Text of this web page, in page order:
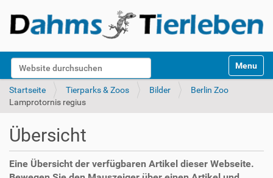
Website durchsuchen
k
Toggle
Startseite Tierparks & Zoos Bilder
Berlin Zoo
Lamprotornis regius
Übersicht
Eine Übersicht der verfügbaren Artikel dieser Webseite.